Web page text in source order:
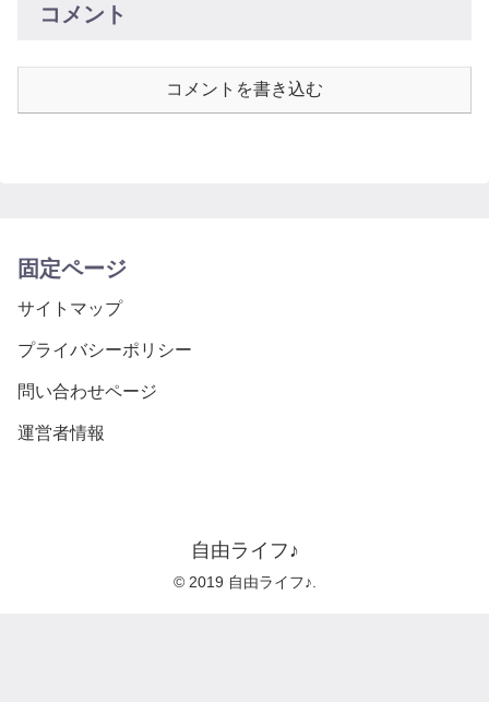
コメント
コメントを書き込む
固定ページ
サイトマップ
プライバシーポリシー
問い合わせページ
運営者情報
自由ライフ♪
© 2019 自由ライフ♪.